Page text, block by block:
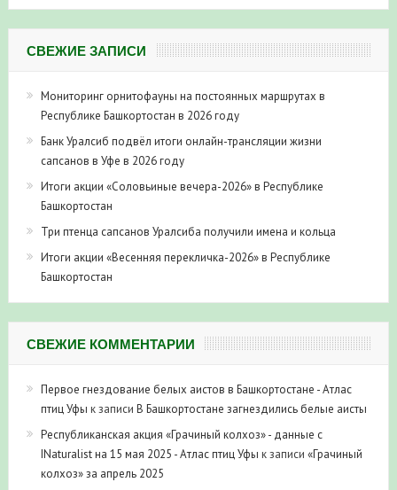
СВЕЖИЕ ЗАПИСИ
Мониторинг орнитофауны на постоянных маршрутах в
Республике Башкортостан в 2026 году
Банк Уралсиб подвёл итоги онлайн-трансляции жизни
сапсанов в Уфе в 2026 году
Итоги акции «Соловьиные вечера-2026» в Республике
Башкортостан
Три птенца сапсанов Уралсиба получили имена и кольца
Итоги акции «Весенняя перекличка-2026» в Республике
Башкортостан
СВЕЖИЕ КОММЕНТАРИИ
Первое гнездование белых аистов в Башкортостане - Атлас
птиц Уфы к записи В Башкортостане загнездились белые аисты
Республиканская акция «Грачиный колхоз» - данные с
INaturalist на 15 мая 2025 - Атлас птиц Уфы к записи «Грачиный
колхоз» за апрель 2025